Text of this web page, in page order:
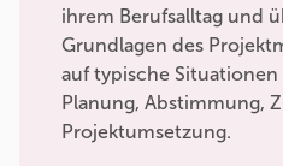
ihrem Berufsalltag und
Grundlagen des
auf typische Situationen
Planung, Abstimmung,
Projektumsetzung.